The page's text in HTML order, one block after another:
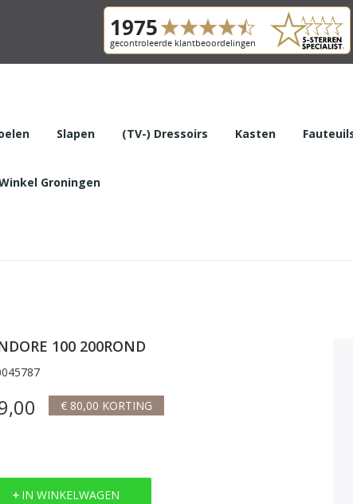
Slapen (TV-) Dressoirs Kasten
Groningen
100 200ROND
€ 80,00 KORTING
IN WINKELWAGEN